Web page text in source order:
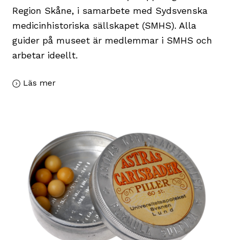
Region Skåne, i samarbete med Sydsvenska
medicinhistoriska sällskapet (SMHS). Alla
guider på museet är medlemmar i SMHS och
arbetar ideellt.
Läs mer